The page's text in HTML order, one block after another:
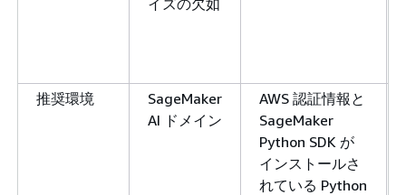
推奨環境
SageMaker
AI ドメイン
AWS 認証情報と
SageMaker
Python SDK が
インストールさ
れている Python